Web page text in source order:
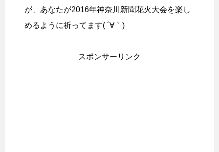
が、あなたが2016年神奈川新聞花火大会を楽し
めるように祈ってます( ´∀｀)
スポンサーリンク